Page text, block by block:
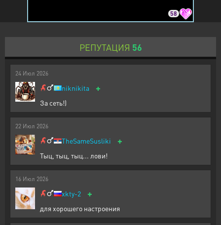
58
РЕПУТАЦИЯ 56
24 Июл 2026
niknikita +
За сеть!)
22 Июл 2026
TheSameSusliki +
Тыц, тыц, тыц... лови!
16 Июл 2026
xkty-2 +
для хорошего настроения